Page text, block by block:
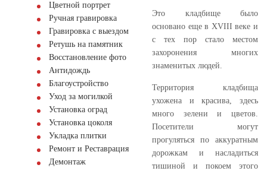
Цветной портрет
Ручная гравировка
Гравировка с выездом
Ретушь на памятник
Восстановление фото
Антидождь
Благоустройство
Уход за могилкой
Установка оград
Установка цоколя
Укладка плитки
Ремонт и Реставрация
Демонтаж
Это кладбище было
основано еще в XVIII веке и
с тех пор стало местом
захоронения многих
знаменитых людей.
Территория кладбища
ухожена и красива, здесь
много зелени и цветов.
Посетители могут
прогуляться по аккуратным
дорожкам и насладиться
тишиной и покоем этого